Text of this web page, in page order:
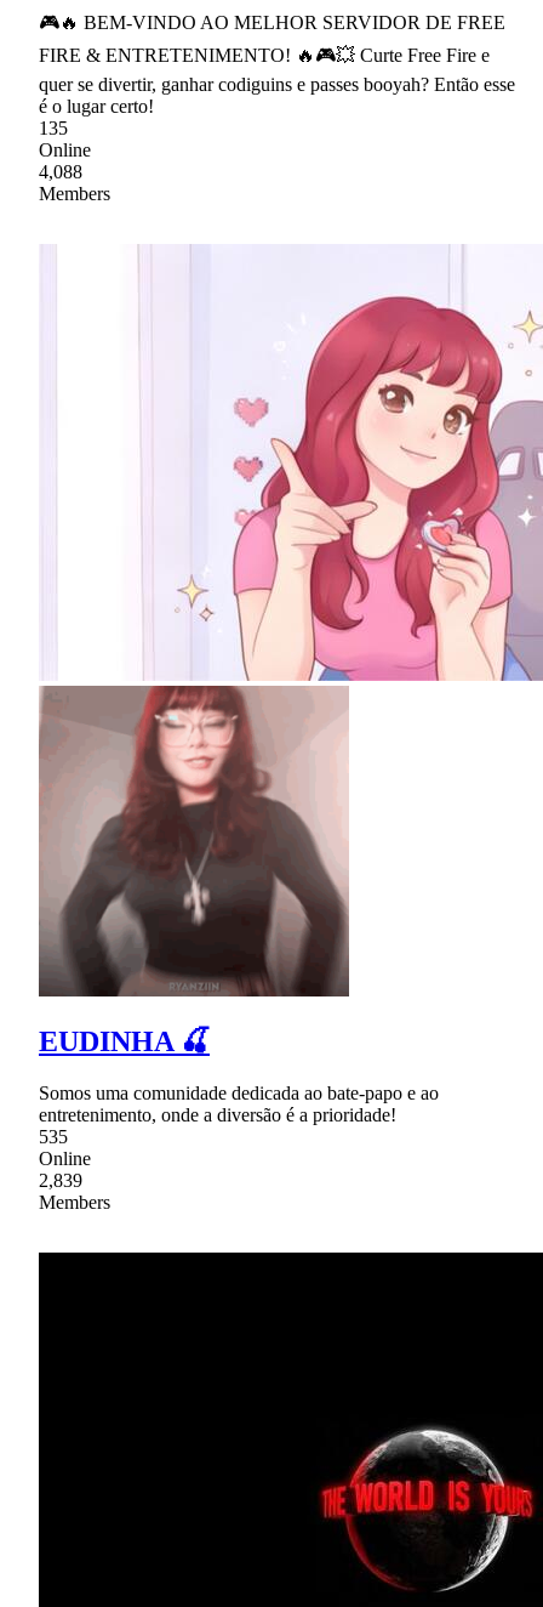
🎮🔥 BEM-VINDO AO MELHOR SERVIDOR DE FREE
FIRE & ENTRETENIMENTO! 🔥🎮💥 Curte Free Fire e
quer se divertir, ganhar codiguins e passes booyah? Então esse
é o lugar certo!
135
Online
4,088
Members
EUDINHA 🍒
Somos uma comunidade dedicada ao bate-papo e ao
entretenimento, onde a diversão é a prioridade!
535
Online
2,839
Members